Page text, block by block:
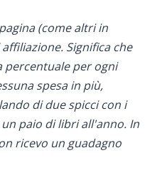
(come altri in
Significa che
percentuale per ogni
spesa in più,
di due spicci con i
paio di libri all'anno. In
ricevo un guadagno